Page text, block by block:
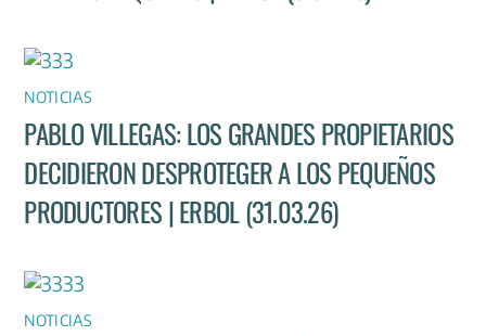
NOTICIAS
PABLO VILLEGAS: LOS GRANDES PROPIETARIOS
DECIDIERON DESPROTEGER A LOS PEQUEÑOS
PRODUCTORES | ERBOL (31.03.26)
NOTICIAS